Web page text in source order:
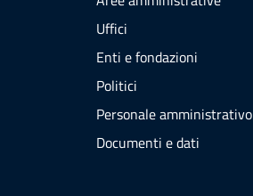
Uffici
Enti e fondazioni
Politici
Personale amministrativo
Documenti e dati